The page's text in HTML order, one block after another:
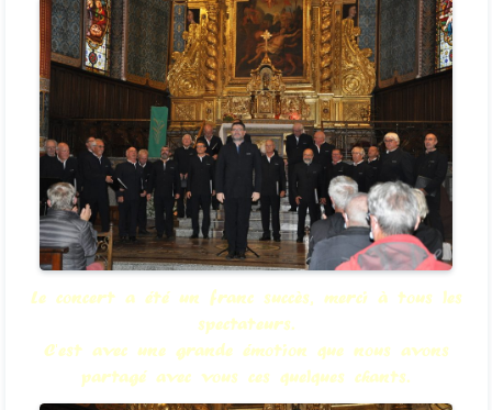
Le concert a été un franc succès, merci à tous les
spectateurs.
C'est avec une grande émotion que nous avons
partagé avec vous ces quelques chants.